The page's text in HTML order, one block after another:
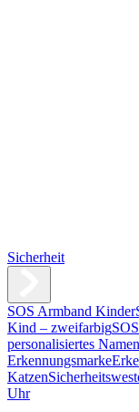
Sicherheit
SOS Armband Kinder
Kind – zweifarbig
personalisiertes
Erkennungsmarke
Katzen
Uhr